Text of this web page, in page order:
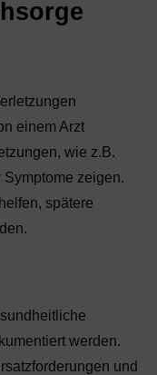
einem Arzt
wie z.B.
zeigen.
spätere
werden.
und